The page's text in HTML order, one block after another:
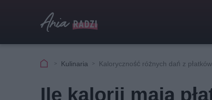
Kulinaria Kaloryczność różnych dań z
Ile kalorii mają